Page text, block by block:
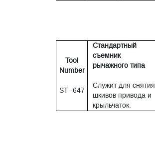
Tool
Number
ST -647
Стандартный
съемник
рычажного типа
Служит для снятия
шкивов привода и
крыльчаток.